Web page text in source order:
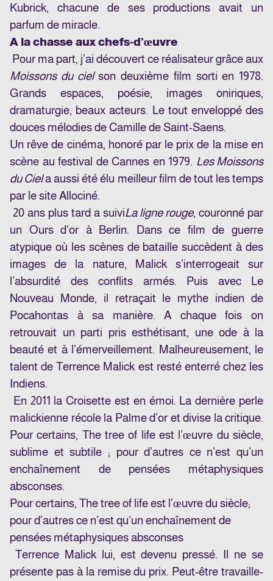
Kubrick, chacune de ses productions avait un
parfum de miracle.
A la chasse aux chefs-d’œuvre
Pour ma part, j’ai découvert ce réalisateur grâce aux
Moissons du cielson deuxième film sorti en 1978.
Grands espaces, poésie, images oniriques,
dramaturgie, beaux acteurs. Le tout enveloppé des
douces mélodies de Camille de Saint-Saens.
Un rêve de cinéma, honoré par le prix de la mise en
scène au festival de Cannes en 1979. Les Moissons
du Ciela aussi été élu meilleur film de tout les temps
par le siteAllociné.
20 ans plus tard a suiviLa ligne rouge, couronné par
un Ours d’or à Berlin. Dans ce film de guerre
atypique où les scènes de bataille succèdent à des
images de la nature, Malick s’interrogeait sur
l’absurdité des conflits armés. Puis avec Le
Nouveau Monde, il retraçait le mythe indien de
Pocahontas à sa manière. A chaque fois on
retrouvait un parti pris esthétisant, une ode à la
beauté et à l’émerveillement. Malheureusement, le
talent de Terrence Malick est resté enterré chez les
Indiens.
En 2011 la Croisette est en émoi. La dernière perle
malickienne récole la Palme d’or et divise la critique.
Pour certains, The tree of lifeest l’œuvre du siècle,
sublime et subtile ; pour d’autres ce n’est qu’un
enchaînement de pensées métaphysiques
absconses.
Pour certains, The tree of lifeest l’œuvre du siècle;
pour d’autres ce n’est qu’un enchaînement de
pensées métaphysiques absconses
Terrence Malick lui, est devenu pressé. Il ne se
présente pas à la remise du prix. Peut-être travaille-